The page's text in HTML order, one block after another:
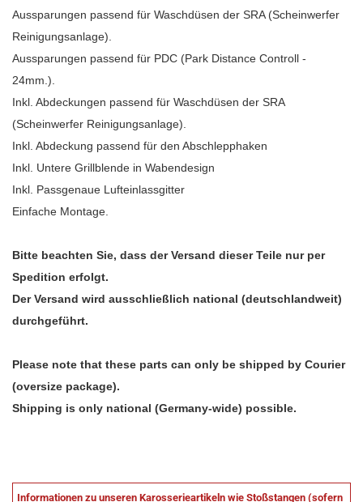
Aussparungen passend für Waschdüsen der SRA (Scheinwerfer
Reinigungsanlage).
Aussparungen passend für PDC (Park Distance Controll -
24mm.).
Inkl. Abdeckungen passend für Waschdüsen der SRA
(Scheinwerfer Reinigungsanlage).
Inkl. Abdeckung passend für den Abschlepphaken
Inkl. Untere Grillblende in Wabendesign
Inkl. Passgenaue Lufteinlassgitter
Einfache Montage.
Bitte beachten Sie, dass der Versand dieser Teile nur per
Spedition erfolgt.
Der Versand wird ausschließlich national (deutschlandweit)
durchgeführt.
Please note that these parts can only be shipped by Courier
(oversize package).
Shipping is only national (Germany-wide) possible.
Informationen zu unseren Karosserieartikeln wie Stoßstangen (sofern